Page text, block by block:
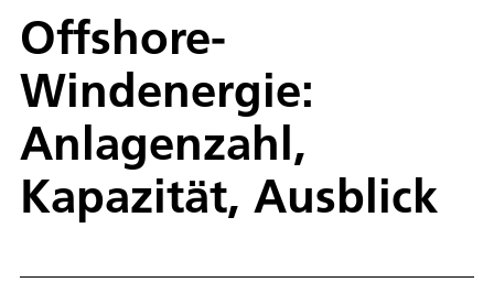
Offshore-
Windenergie:
Anlagenzahl,
Kapazität, Ausblick